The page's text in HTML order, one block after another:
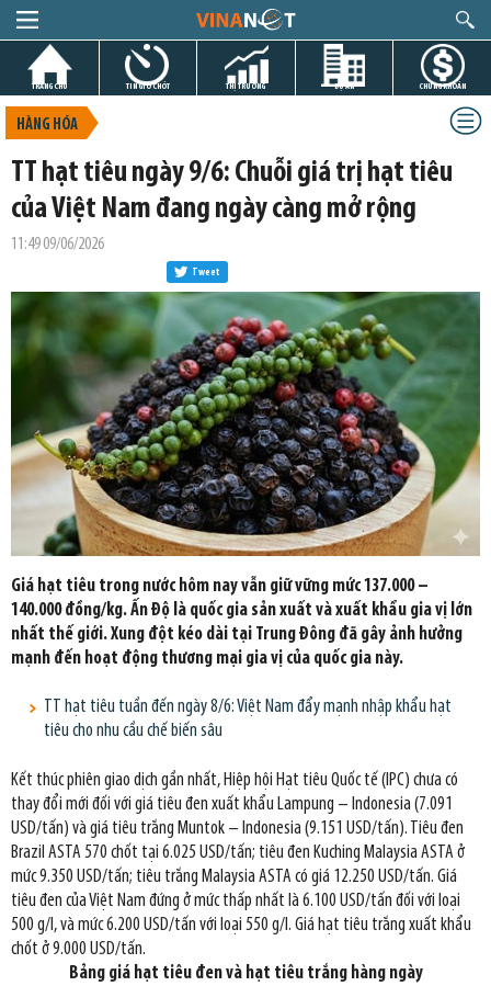
TRANG CHỦ TIN GIỜ CHÓT THỊ TRƯỜNG DỰ ÁN CHỨNG KHOÁN
HÀNG HÓA
TT hạt tiêu ngày 9/6: Chuỗi giá trị hạt tiêu
của Việt Nam đang ngày càng mở rộng
11:49 09/06/2026
Tweet
Giá hạt tiêu trong nước hôm nay vẫn giữ vững mức 137.000 –
140.000 đồng/kg. Ấn Độ là quốc gia sản xuất và xuất khẩu gia vị lớn
nhất thế giới. Xung đột kéo dài tại Trung Đông đã gây ảnh hưởng
mạnh đến hoạt động thương mại gia vị của quốc gia này.
TT hạt tiêu tuần đến ngày 8/6: Việt Nam đẩy mạnh nhập khẩu hạt
tiêu cho nhu cầu chế biến sâu
Kết thúc phiên giao dịch gần nhất, Hiệp hội Hạt tiêu Quốc tế (IPC) chưa có
thay đổi mới đối với giá tiêu đen xuất khẩu Lampung – Indonesia (7.091
USD/tấn) và giá tiêu trắng Muntok – Indonesia (9.151 USD/tấn). Tiêu đen
Brazil ASTA 570 chốt tại 6.025 USD/tấn; tiêu đen Kuching Malaysia ASTA ở
mức 9.350 USD/tấn; tiêu trắng Malaysia ASTA có giá 12.250 USD/tấn. Giá
tiêu đen của Việt Nam đứng ở mức thấp nhất là 6.100 USD/tấn đối với loại
500 g/l, và mức 6.200 USD/tấn với loại 550 g/l. Giá hạt tiêu trắng xuất khẩu
chốt ở 9.000 USD/tấn.
Bảng giá hạt tiêu đen và hạt tiêu trắng hàng ngày